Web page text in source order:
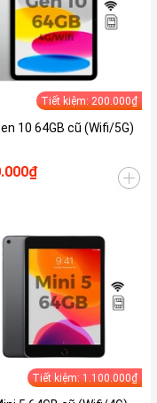
Tiết kiệm: 200.000₫
10 64GB cũ (Wifi/5G)
Tiết kiệm: 1.100.000₫